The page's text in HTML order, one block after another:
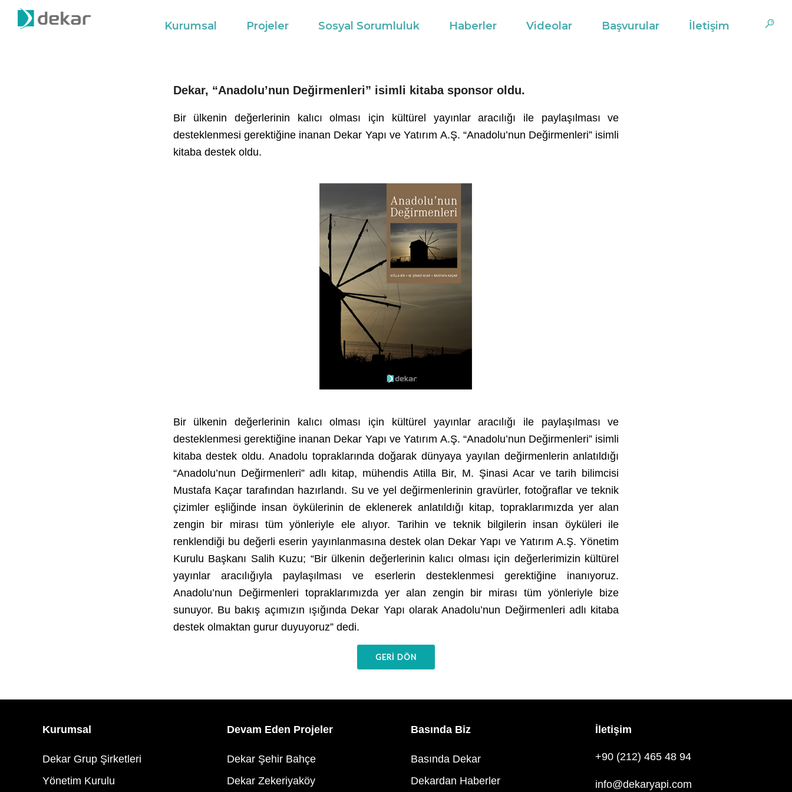
Kurumsal Projeler Sosyal Sorumluluk Haberler Videolar Başvurular İletişim
Dekar, “Anadolu’nun Değirmenleri” isimli kitaba sponsor oldu.
Bir ülkenin değerlerinin kalıcı olması için kültürel yayınlar aracılığı ile paylaşılması ve
desteklenmesi gerektiğine inanan Dekar Yapı ve Yatırım A.Ş. “Anadolu’nun Değirmenleri” isimli
kitaba destek oldu.
Bir ülkenin değerlerinin kalıcı olması için kültürel yayınlar aracılığı ile paylaşılması ve
desteklenmesi gerektiğine inanan Dekar Yapı ve Yatırım A.Ş. “Anadolu’nun Değirmenleri” isimli
kitaba destek oldu. Anadolu topraklarında doğarak dünyaya yayılan değirmenlerin anlatıldığı
“Anadolu’nun Değirmenleri” adlı kitap, mühendis Atilla Bir, M. Şinasi Acar ve tarih bilimcisi
Mustafa Kaçar tarafından hazırlandı. Su ve yel değirmenlerinin gravürler, fotoğraflar ve teknik
çizimler eşliğinde insan öykülerinin de eklenerek anlatıldığı kitap, topraklarımızda yer alan
zengin bir mirası tüm yönleriyle ele alıyor. Tarihin ve teknik bilgilerin insan öyküleri ile
renklendiği bu değerli eserin yayınlanmasına destek olan Dekar Yapı ve Yatırım A.Ş. Yönetim
Kurulu Başkanı Salih Kuzu; “Bir ülkenin değerlerinin kalıcı olması için değerlerimizin kültürel
yayınlar aracılığıyla paylaşılması ve eserlerin desteklenmesi gerektiğine inanıyoruz.
Anadolu’nun Değirmenleri topraklarımızda yer alan zengin bir mirası tüm yönleriyle bize
sunuyor. Bu bakış açımızın ışığında Dekar Yapı olarak Anadolu’nun Değirmenleri adlı kitaba
destek olmaktan gurur duyuyoruz” dedi.
GERİ DÖN
Kurumsal
Dekar Grup Şirketleri
Yönetim Kurulu
Devam Eden Projeler
Dekar Şehir Bahçe
Dekar Zekeriyaköy
Basında Biz
Basında Dekar
Dekardan Haberler
İletişim
+90 (212) 465 48 94
info@dekaryapi.com